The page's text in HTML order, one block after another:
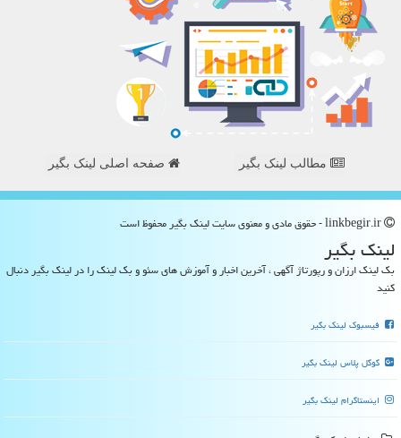
مطالب لینک بگیر صفحه اصلی لینک بگیر
لینك بگیر
بک لینک ارزان و رپورتاژ آگهی ، آخرین اخبار و آموزش های سئو و بک لینک را در لینک بگیر دنبال
کنید
فیسبوک لینک بگیر
گوگل پلاس لینک بگیر
اینستاگرام لینک بگیر